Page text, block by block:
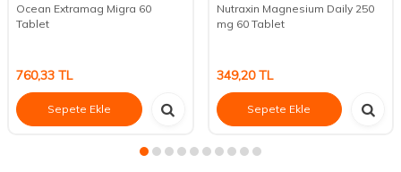
Ocean Extramag Migra 60
Tablet
760,33 TL
Sepete Ekle
Nutraxin Magnesium Daily 250
mg 60 Tablet
349,20TL
Sepete Ekle